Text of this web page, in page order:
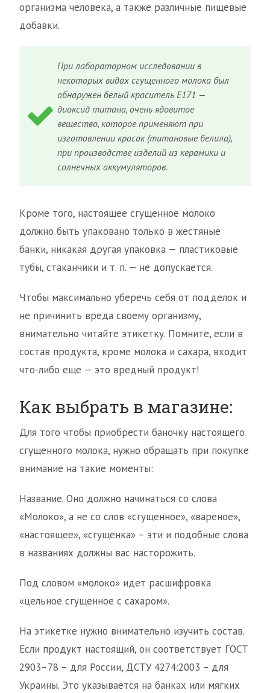
организма человека, а также различные пищевые
добавки.
При лабораторном исследовании в
некоторых видах сгущенного молока был
обнаружен белый краситель Е171 —
диоксид титана, очень ядовитое
вещество, которое применяют при
изготовлении красок (титановые белила),
при производстве изделий из керамики и
солнечных аккумуляторов.
Кроме того, настоящее сгущенное молоко
должно быть упаковано только в жестяные
банки, никакая другая упаковка — пластиковые
тубы, стаканчики и т. п. — не допускается.
Чтобы максимально уберечь себя от подделок и
не причинить вреда своему организму,
внимательно читайте этикетку. Помните, если в
состав продукта, кроме молока и сахара, входит
что-либо еще — это вредный продукт!
Как выбрать в магазине:
Для того чтобы приобрести баночку настоящего
сгущенного молока, нужно обращать при покупке
внимание на такие моменты:
Название. Оно должно начинаться со слова
«Молоко», а не со слов «сгущенное», «вареное»,
«настоящее», «сгущенка» – эти и подобные слова
в названиях должны вас насторожить.
Под словом «молоко» идет расшифровка
«цельное сгущенное с сахаром».
На этикетке нужно внимательно изучить состав.
Если продукт настоящий, он соответствует ГОСТ
2903–78 – для России, ДСТУ 4274:2003 – для
Украины. Это указывается на банках или мягких